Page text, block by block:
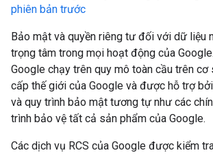
phiên bản trước
Bảo mật và quyền riêng tư đối với dữ liệu
trọng tâm trong mọi hoạt động của
Google chạy trên quy mô toàn cầu trên
cấp thế giới của Google và được hỗ trợ
và quy trình bảo mật tương tự như các
trình bảo vệ tất cả sản phẩm của Google.
Các dịch vụ RCS của Google được kiểm